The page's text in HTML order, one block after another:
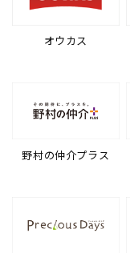
オウカス
野村の仲介プラス